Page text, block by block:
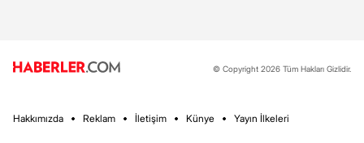
© Copyright 2026 Tüm Hakları Gizlidir.
Hakkımızda Reklam İletişim Künye Yayın İlkeleri